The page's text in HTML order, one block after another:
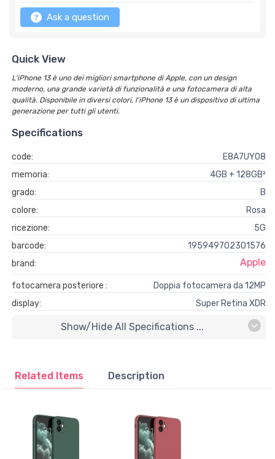
Ask a question
Quick View
L'iPhone 13 è uno dei migliori smartphone di Apple, con un design
moderno, una grande varietà di funzionalità e una fotocamera di alta
qualità. Disponibile in diversi colori, l'iPhone 13 è un dispositivo di ultima
generazione per tutti gli utenti.
Specifications
code:
E8A7UY08
memoria:
4GB + 128GB²
grado:
B
colore:
Rosa
ricezione:
5G
barcode:
195949702301576
brand:
Apple
fotocamera posteriore :
Doppia fotocamera da 12MP
display:
Super Retina XDR
Show/hide All Specifications ...
Related Items Description